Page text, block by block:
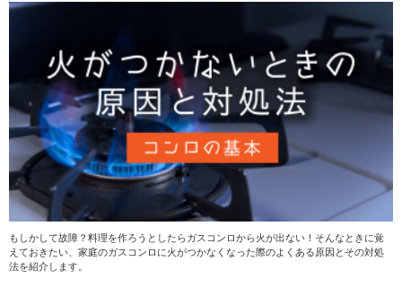
もしかして故障？料理を作ろうとしたらガスコンロから火が出ない！そんなときに覚
えておきたい、家庭のガスコンロに火がつかなくなった際のよくある原因とその対処
法を紹介します。